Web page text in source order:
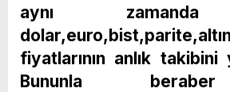
aynı zamanda
fiyatlarının anlık takibini
Bununla